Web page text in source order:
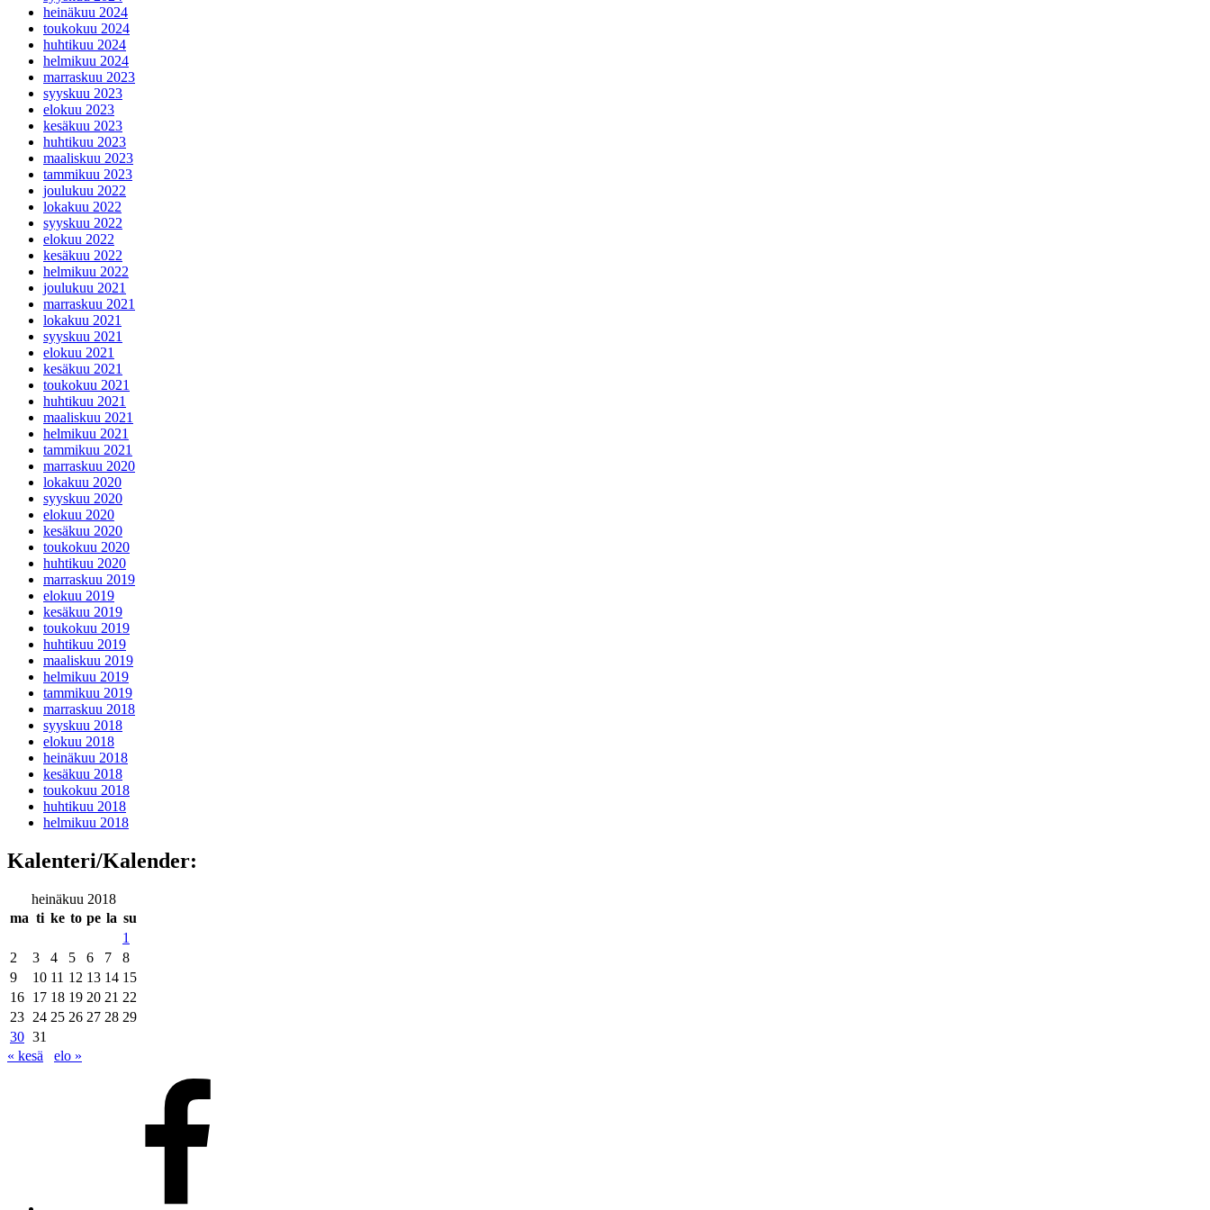
heinäkuu 2024
toukokuu 2024
huhtikuu 2024
helmikuu 2024
marraskuu 2023
syyskuu 2023
elokuu 2023
kesäkuu 2023
huhtikuu 2023
maaliskuu 2023
tammikuu 2023
joulukuu 2022
lokakuu 2022
syyskuu 2022
elokuu 2022
kesäkuu 2022
helmikuu 2022
joulukuu 2021
marraskuu 2021
lokakuu 2021
syyskuu 2021
elokuu 2021
kesäkuu 2021
toukokuu 2021
huhtikuu 2021
maaliskuu 2021
helmikuu 2021
tammikuu 2021
marraskuu 2020
lokakuu 2020
syyskuu 2020
elokuu 2020
kesäkuu 2020
toukokuu 2020
huhtikuu 2020
marraskuu 2019
elokuu 2019
kesäkuu 2019
toukokuu 2019
huhtikuu 2019
maaliskuu 2019
helmikuu 2019
tammikuu 2019
marraskuu 2018
syyskuu 2018
elokuu 2018
heinäkuu 2018
kesäkuu 2018
toukokuu 2018
huhtikuu 2018
helmikuu 2018
Kalenteri/Kalender:
heinäkuu 2018
ma ti ke to pe la su
1
2
3 4 5 6 7
8
9
10 11 12 13 14 15
16 17 18 19 20 21 22
23 24 25 26 27 28 29
30 31
« kesä
elo »